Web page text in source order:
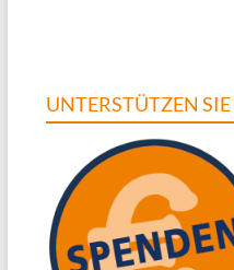
UNTERSTÜTZEN